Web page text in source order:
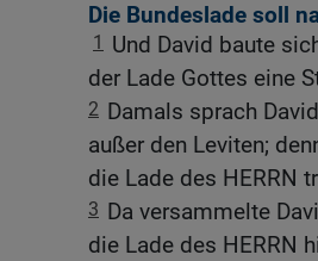
Die Bundeslade soll
1
Und David baute
der Lade Gottes eine
2 Damals sprach
außer den Leviten;
die Lade des HERRN
3 Da versammelte
die Lade des HERRN